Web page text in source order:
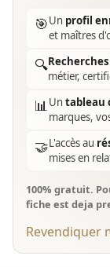
🎯Un profil
et maîtres
🔍
métier,
📊Untableau
marques,
🤝L'accès au
mises en
100% gratuit.
fiche est deja
Revendiquer